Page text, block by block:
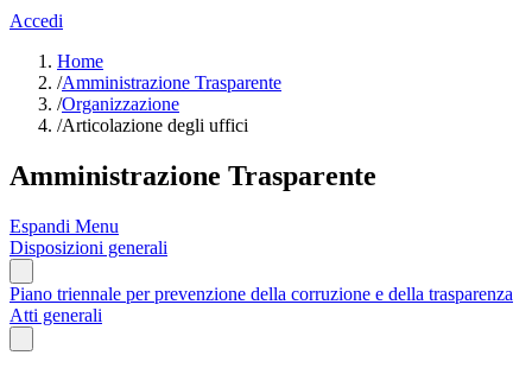
Accedi
Home
/Amministrazione Trasparente
/Organizzazione
/Articolazione degli uffici
Amministrazione Trasparente
Espandi Menu
Disposizioni generali
Piano triennale per prevenzione della corruzione e della trasparenza
Atti generali